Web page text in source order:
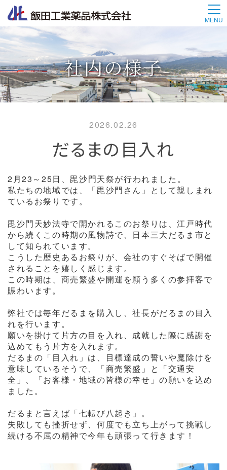
MENU
社内の様子
2026.02.26
だるまの目入れ
2月23～25日、毘沙門天祭が行われました。
私たちの地域では、「毘沙門さん」として親しまれ
ているお祭りです。
毘沙門天妙法寺で開かれるこのお祭りは、江戸時代
から続くこの時期の風物詩で、日本三大だるま市と
して知られています。
こうした歴史あるお祭りが、会社のすぐそばで開催
されることを嬉しく感じます。
この時期は、商売繁盛や開運を願う多くの参拝客で
賑わいます。
弊社では毎年だるまを購入し、社長がだるまの目入
れを行います。
願いを掛けて片方の目を入れ、成就した際に感謝を
込めてもう片方を入れます。
だるまの「目入れ」は、目標達成の誓いや魔除けを
意味しているそうで、「商売繁盛」と「交通安
全」、「お客様・地域の皆様の幸せ」の願いを込め
ました。
だるまと言えば「七転び八起き」。
失敗しても挫折せず、何度でも立ち上がって挑戦し
続ける不屈の精神で今年も頑張って行きます！